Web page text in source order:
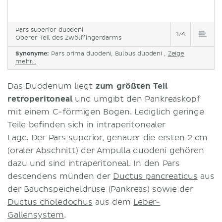
Pars superior duodeni
Oberer Teil des Zwölffingerdarms
1/4
Synonyme: Pars prima duodeni, Bulbus duodeni , Zeige
mehr...
Das Duodenum liegt zum größten Teil
retroperitoneal und umgibt den Pankreaskopf
mit einem C-förmigen Bogen. Lediglich geringe
Teile befinden sich in intraperitonealer
Lage. Der Pars superior, genauer die ersten 2 cm
(oraler Abschnitt) der Ampulla duodeni gehören
dazu und sind intraperitoneal. In den Pars
descendens münden der Ductus pancreaticus aus
der Bauchspeicheldrüse (Pankreas) sowie der
Ductus choledochus aus dem Leber-
Gallensystem.